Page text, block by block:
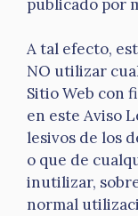
publicado por
A tal efecto,
NO utilizar
Sitio Web con
en este Aviso
lesivos de los
o que de
inutilizar,
normal